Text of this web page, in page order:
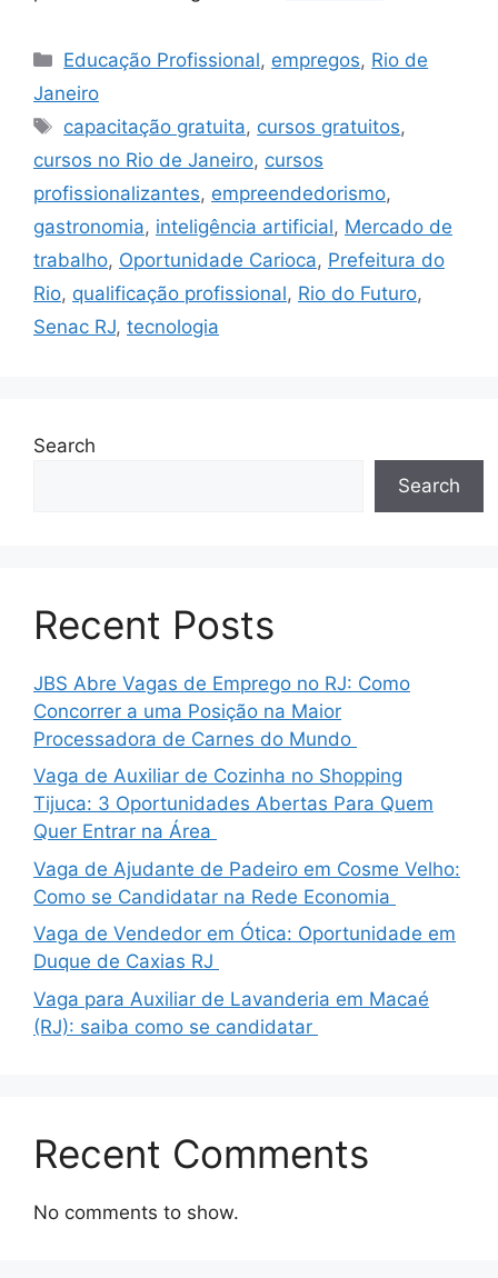
Categories
Educação Profissional, empregos, Rio de
Janeiro
Tags
capacitação gratuita, cursos gratuitos,
cursos no Rio de Janeiro, cursos
profissionalizantes, empreendedorismo,
gastronomia, inteligência artificial, Mercado de
trabalho, Oportunidade Carioca, Prefeitura do
Rio, qualificação profissional, Rio do Futuro,
Senac RJ, tecnologia
Search
Search
Recent Posts
JBS Abre Vagas de Emprego no RJ: Como
Concorrer a uma Posição na Maior
Processadora de Carnes do Mundo
Vaga de Auxiliar de Cozinha no Shopping
Tijuca: 3 Oportunidades Abertas Para Quem
Quer Entrar na Área
Vaga de Ajudante de Padeiro em Cosme Velho:
Como se Candidatar na Rede Economia
Vaga de Vendedor em Ótica: Oportunidade em
Duque de Caxias RJ
Vaga para Auxiliar de Lavanderia em Macaé
(RJ): saiba como se candidatar
Recent Comments
No comments to show.